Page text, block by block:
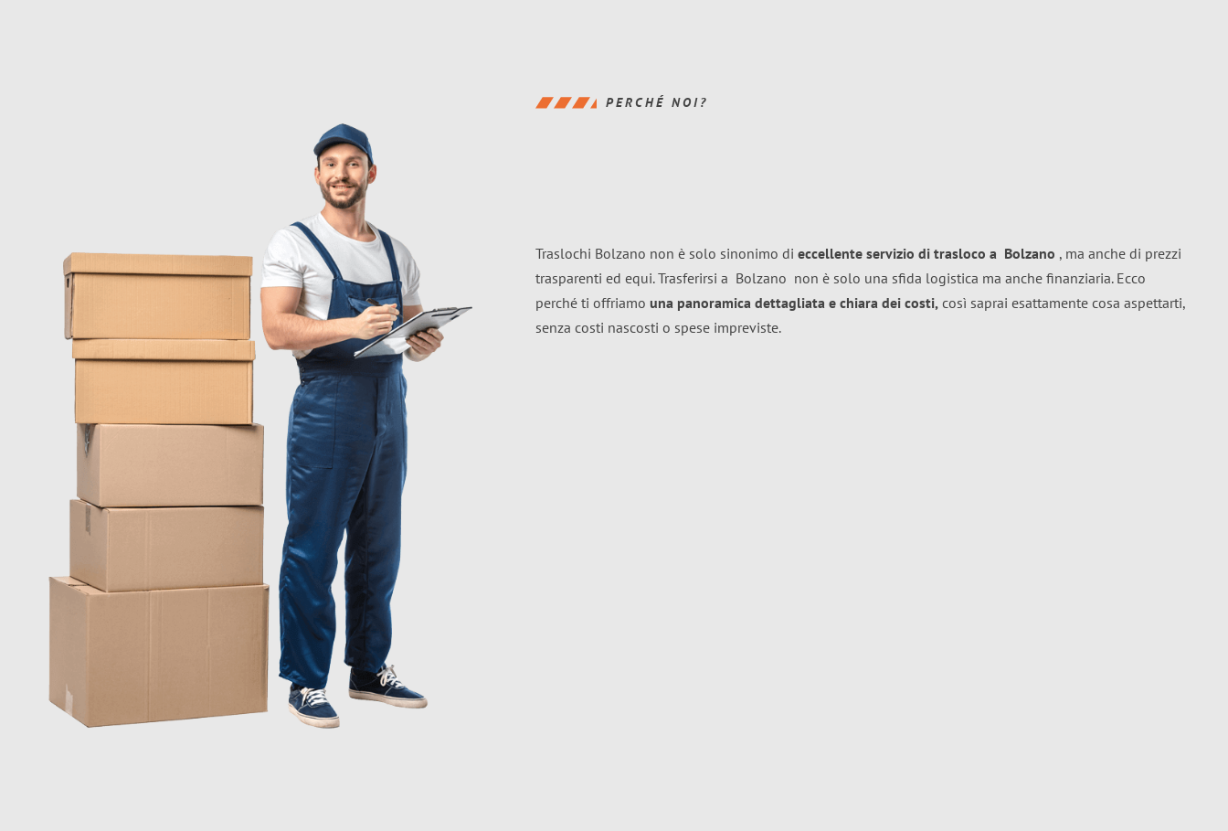
PERCHÉ NOI?
Traslochi Bolzano non è solo sinonimo di eccellente servizio di trasloco a Bolzano , ma anche di prezzi
trasparenti ed equi. Trasferirsi a Bolzano non è solo una sfida logistica ma anche finanziaria. Ecco
perché ti offriamo una panoramica dettagliata e chiara dei costi, così saprai esattamente cosa aspettarti,
senza costi nascosti o spese impreviste.